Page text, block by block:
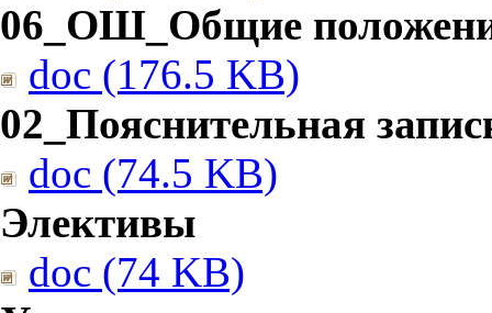
06_ОШ_Общие
doc (176.5 KB)
02_Пояснительная
doc (74.5 KB)
Элективы
doc (74 KB)